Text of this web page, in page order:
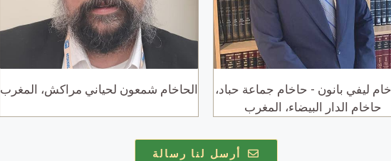
ليفي بانون - حاخام جماعة حباد،
حاخام الدار البيضاء، المغرب
الحاخام شمعون لحياني مراكش، المغرب
أرسل لنا رسالة